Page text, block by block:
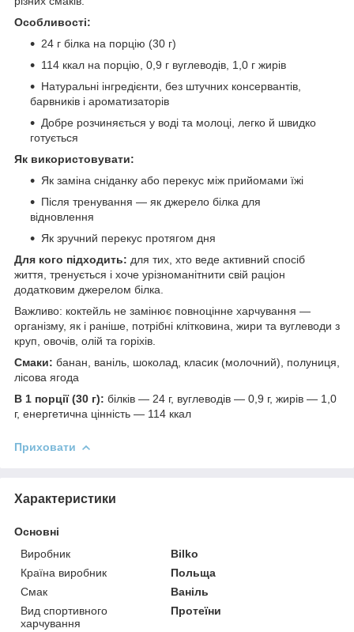
Особливості:
24 г білка на порцію (30 г)
114 ккал на порцію, 0,9 г вуглеводів, 1,0 г жирів
Натуральні інгредієнти, без штучних консервантів,
барвників і ароматизаторів
Добре розчиняється у воді та молоці, легко й швидко
готується
Як використовувати:
Як заміна сніданку або перекус між прийомами їжі
Після тренування — як джерело білка для
відновлення
Як зручний перекус протягом дня
Для кого підходить: для тих, хто веде активний спосіб
життя, тренується і хоче урізноманітнити свій раціон
додатковим джерелом білка.
Важливо: коктейль не замінює повноцінне харчування —
організму, як і раніше, потрібні клітковина, жири та вуглеводи з
круп, овочів, олій та горіхів.
Смаки: банан, ваніль, шоколад, класик (молочний), полуниця,
лісова ягода
В 1 порції (30 г): білків — 24 г, вуглеводів — 0,9 г, жирів — 1,0
г, енергетична цінність — 114 ккал
Приховати
Характеристики
Основні
Виробник
Bilko
Країна виробник
Польща
Смак
Ваніль
Вид спортивного
харчування
Протеїни